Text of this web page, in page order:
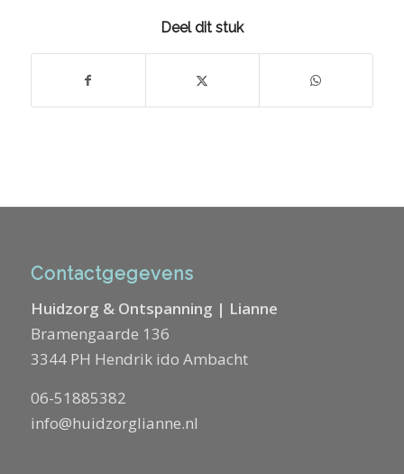
Deel dit stuk
Contactgegevens
Huidzorg & Ontspanning | Lianne
Bramengaarde 136
3344 PH Hendrik ido Ambacht
06-51885382
info@huidzorglianne.nl